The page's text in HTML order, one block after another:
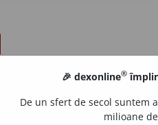
🎉 dexonline®
De un sfert de secol suntem
milioane